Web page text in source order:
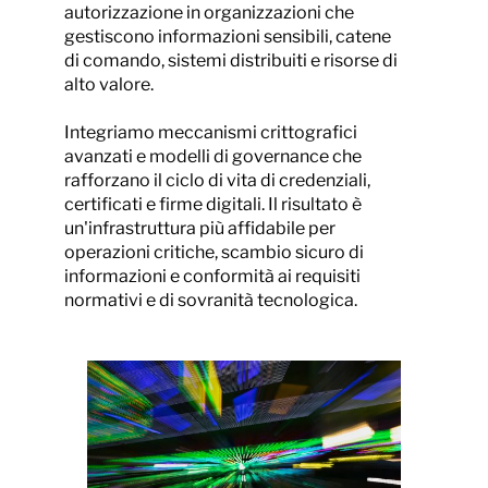
autorizzazione in organizzazioni che
gestiscono informazioni sensibili, catene
di comando, sistemi distribuiti e risorse di
alto valore.
Integriamo meccanismi crittografici
avanzati e modelli di governance che
rafforzano il ciclo di vita di credenziali,
certificati e firme digitali. Il risultato è
un'infrastruttura più affidabile per
operazioni critiche, scambio sicuro di
informazioni e conformità ai requisiti
normativi e di sovranità tecnologica.